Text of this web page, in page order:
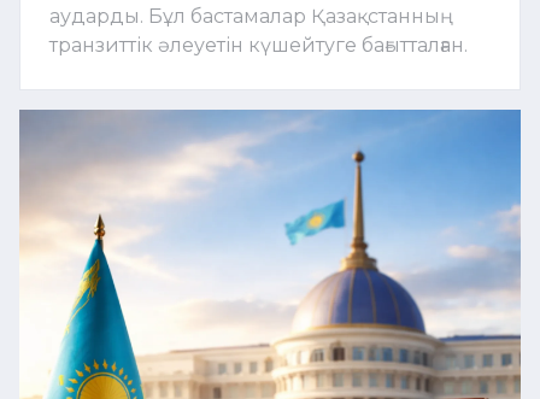
аударды. Бұл бастамалар Қазақстанның
транзиттік әлеуетін күшейтуге бағытталған.